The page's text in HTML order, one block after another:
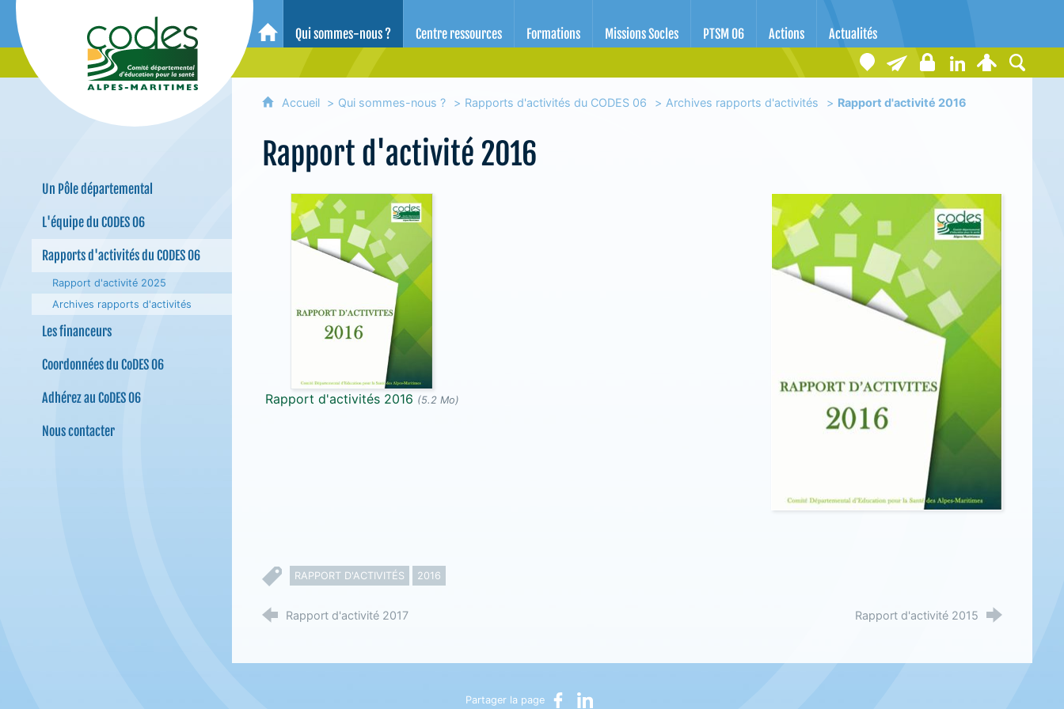
CoDES 06 - Comité départemental d'éducation pour la santé des Alpes-Maritimes
Accueil
Qui sommes-nous ? Centre ressources Formations Missions Socles PTSM 06 Actions Actualités
Un Pôle départemental
L'équipe du CODES 06
Rapports d'activités du CODES 06
Rapport d'activité 2025
Archives rapports d'activités
Les financeurs
Coordonnées du CoDES 06
Adhérez au CoDES 06
Nous contacter
Accueil Qui sommes-nous ? Rapports d'activités du CODES 06 Archives rapports d'activités Rapport d'activité 2016
Rapport d'activité 2016
Rapport d'activités 2016 (5.2 Mo)
RAPPORT D'ACTIVITÉS 2016
Rapport d'activité 2017 Rapport d'activité 2015
Partager la page Partager sur Facebook
Partager sur LinkedIn